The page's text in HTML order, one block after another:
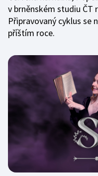
v brněnském studiu ČT
Připravovaný cyklus se
příštím roce.